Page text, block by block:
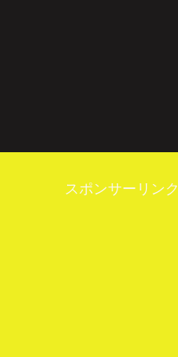
スポンサーリンク